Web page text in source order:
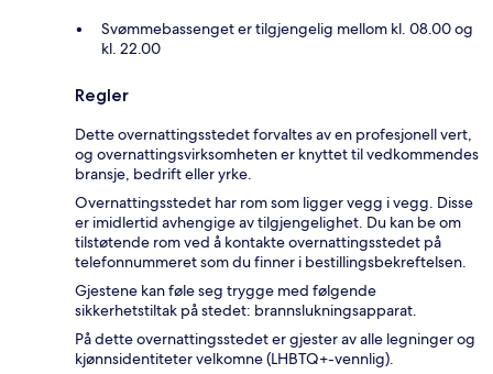
Svømmebassenget er tilgjengelig mellom kl. 08.00 og
kl. 22.00
Regler
Dette overnattingsstedet forvaltes av en profesjonell vert,
og overnattingsvirksomheten er knyttet til vedkommendes
bransje, bedrift eller yrke.
Overnattingsstedet har rom som ligger vegg i vegg. Disse
er imidlertid avhengige av tilgjengelighet. Du kan be om
tilstøtende rom ved å kontakte overnattingsstedet på
telefonnummeret som du finner i bestillingsbekreftelsen.
Gjestene kan føle seg trygge med følgende
sikkerhetstiltak på stedet: brannslukningsapparat.
På dette overnattingsstedet er gjester av alle legninger og
kjønnsidentiteter velkomne (LHBTQ+-vennlig).